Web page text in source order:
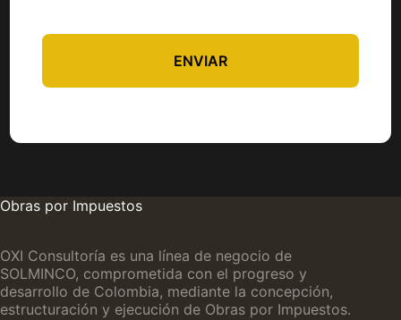
ENVIAR
Obras por Impuestos
OXI Consultoría es una línea de negocio de
SOLMINCO, comprometida con el progreso y
desarrollo de Colombia, mediante la concepción,
estructuración y ejecución de Obras por Impuestos.